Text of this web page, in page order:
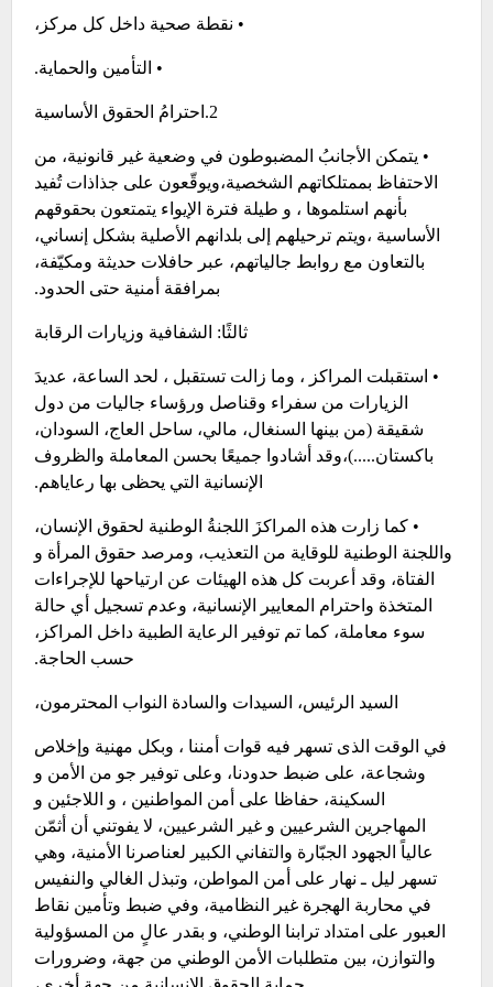
• نقطة صحية داخل كل مركز،
• التأمين والحماية.
2.احترامُ الحقوق الأساسية
• يتمكن الأجانبُ المضبوطون في وضعية غير قانونية، من
الاحتفاظ بممتلكاتهم الشخصية،ويوقّعون على جذاذات تُفيد
بأنهم استلموها ، و طيلة فترة الإيواء يتمتعون بحقوقهم
الأساسية ،ويتم ترحيلهم إلى بلدانهم الأصلية بشكل إنساني،
بالتعاون مع روابط جالياتهم، عبر حافلات حديثة ومكيّفة،
بمرافقة أمنية حتى الحدود.
ثالثًا: الشفافية وزيارات الرقابة
• استقبلت المراكز ، وما زالت تستقبل ، لحد الساعة، عديدَ
الزيارات من سفراء وقناصل ورؤساء جاليات من دول
شقيقة (من بينها السنغال، مالي، ساحل العاج، السودان،
باكستان.....)،وقد أشادوا جميعًا بحسن المعاملة والظروف
الإنسانية التي يحظى بها رعاياهم.
• كما زارت هذه المراكزَ اللجنةُ الوطنية لحقوق الإنسان،
واللجنة الوطنية للوقاية من التعذيب، ومرصد حقوق المرأة و
الفتاة، وقد أعربت كل هذه الهيئات عن ارتياحها للإجراءات
المتخذة واحترام المعايير الإنسانية، وعدم تسجيل أي حالة
سوء معاملة، كما تم توفير الرعاية الطبية داخل المراكز،
حسب الحاجة.
السيد الرئيس، السيدات والسادة النواب المحترمون،
في الوقت الذى تسهر فيه قوات أمننا ، وبكل مهنية وإخلاص
وشجاعة، على ضبط حدودنا، وعلى توفير جو من الأمن و
السكينة، حفاظا على أمن المواطنين ، و اللاجئين و
المهاجرين الشرعيين و غير الشرعيين، لا يفوتني أن أثمّن
عالياً الجهود الجبّارة والتفاني الكبير لعناصرنا الأمنية، وهي
تسهر ليل ـ نهار على أمن المواطن، وتبذل الغالي والنفيس
في محاربة الهجرة غير النظامية، وفي ضبط وتأمين نقاط
العبور على امتداد ترابنا الوطني، و بقدر عالٍ من المسؤولية
والتوازن، بين متطلبات الأمن الوطني من جهة، وضرورات